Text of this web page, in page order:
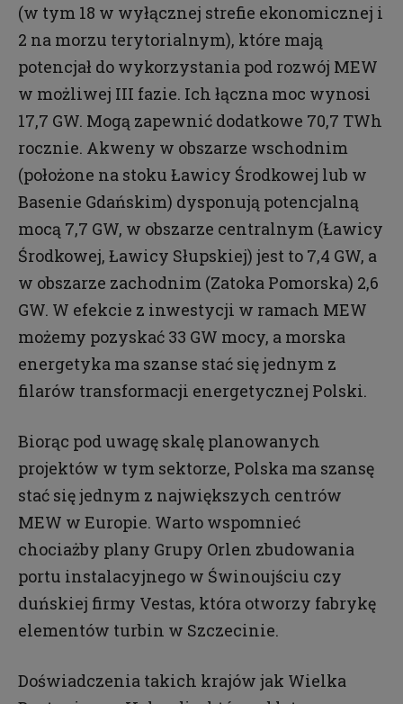
(w tym 18 w wyłącznej strefie ekonomicznej i
2 na morzu terytorialnym), które mają
potencjał do wykorzystania pod rozwój MEW
w możliwej III fazie. Ich łączna moc wynosi
17,7 GW. Mogą zapewnić dodatkowe 70,7 TWh
rocznie. Akweny w obszarze wschodnim
(położone na stoku Ławicy Środkowej lub w
Basenie Gdańskim) dysponują potencjalną
mocą 7,7 GW, w obszarze centralnym (Ławicy
Środkowej, Ławicy Słupskiej) jest to 7,4 GW, a
w obszarze zachodnim (Zatoka Pomorska) 2,6
GW. W efekcie z inwestycji w ramach MEW
możemy pozyskać 33 GW mocy, a morska
energetyka ma szanse stać się jednym z
filarów transformacji energetycznej Polski.
Biorąc pod uwagę skalę planowanych
projektów w tym sektorze, Polska ma szansę
stać się jednym z największych centrów
MEW w Europie. Warto wspomnieć
chociażby plany Grupy Orlen zbudowania
portu instalacyjnego w Świnoujściu czy
duńskiej firmy Vestas, która otworzy fabrykę
elementów turbin w Szczecinie.
Doświadczenia takich krajów jak Wielka